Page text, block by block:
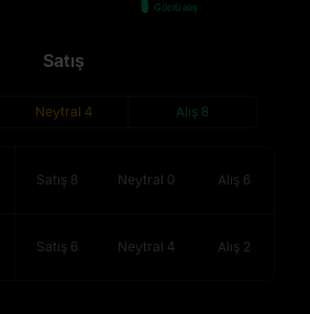
Güclü alış
Satış
Neytral 4 Alış 8
Satış 8 Neytral 0 Alış 6
Satış 6 Neytral 4 Alış 2